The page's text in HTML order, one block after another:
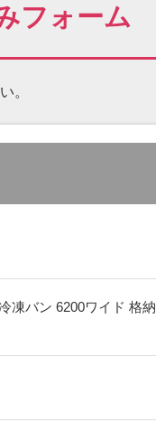
フォーム
。
凍バン 6200ワイド 格